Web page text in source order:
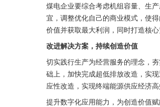
煤电企业要综合考虑机组容量、生
宜，调整优化自己的商业模式，使
价值并获取最大利润，同时打造核
改进解决方案，持续创造价值
切实践行生产为经营服务的理念，
础上，加快完成超低排放改造，实
应性改造，实现终端能源供应经济
提升数字化应用能力，为创造价值